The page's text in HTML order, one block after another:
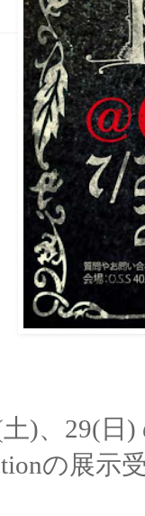
土)、29(日
の展示